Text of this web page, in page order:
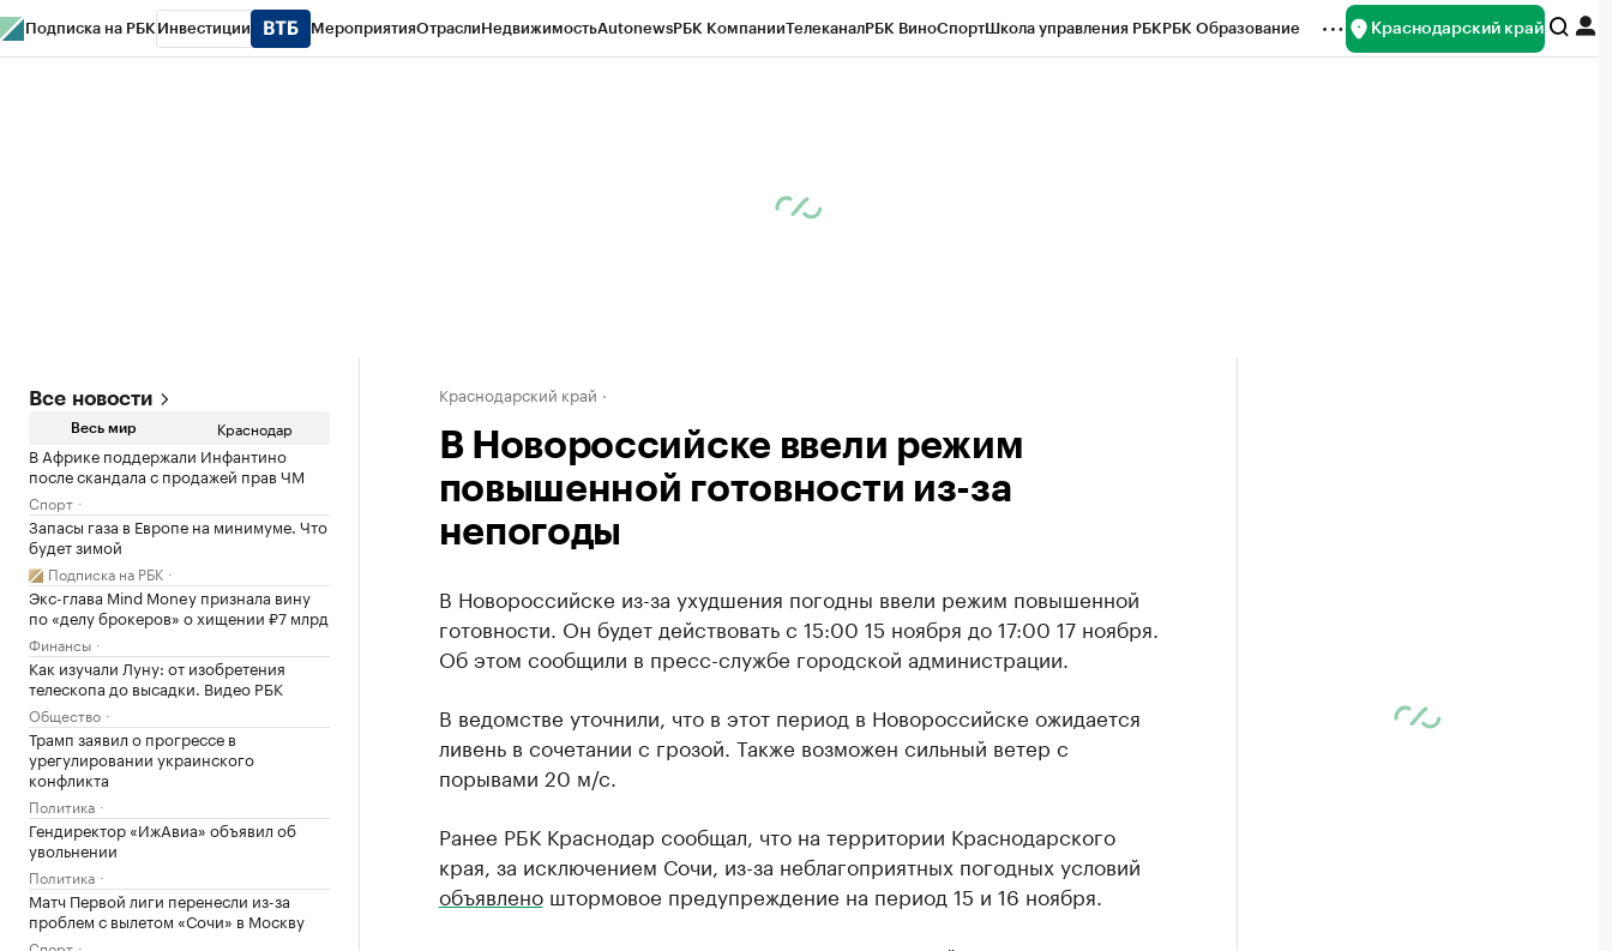
Подписка на РБК Инвестиции МероприятияОтраслиНедвижимостьAutonewsРБК КомпанииТелеканалРБК ВиноСпортШкола управления РБКРБК Образование Краснодарский край
Все новости
Весь мир Краснодар
В Африке поддержали Инфантино
после скандала с продажей прав ЧМ
Спорт
Запасы газа в Европе на минимуме. Что
будет зимой
Подписка на РБК
Экс-глава Mind Money признала вину
по «делу брокеров» о хищении ₽7 млрд
Финансы
Как изучали Луну: от изобретения
телескопа до высадки. Видео РБК
Общество
Трамп заявил о прогрессе в
урегулировании украинского
конфликта
Политика
Гендиректор «ИжАвиа» объявил об
увольнении
Политика
Матч Первой лиги перенесли из-за
проблем с вылетом «Сочи» в Москву
Краснодарский край
В Новороссийске ввели режим
повышенной готовности из-за
непогоды
В Новороссийске из-за ухудшения погодны ввели режим повышенной
готовности. Он будет действовать с 15:00 15 ноября до 17:00 17 ноября.
Об этом сообщили в пресс-службе городской администрации.
В ведомстве уточнили, что в этот период в Новороссийске ожидается
ливень в сочетании с грозой. Также возможен сильный ветер с
порывами 20 м/с.
Ранее РБК Краснодар сообщал, что на территории Краснодарского
края, за исключением Сочи, из-за неблагоприятных погодных условий
объявленоштормовое предупреждение на период 15 и 16 ноября.